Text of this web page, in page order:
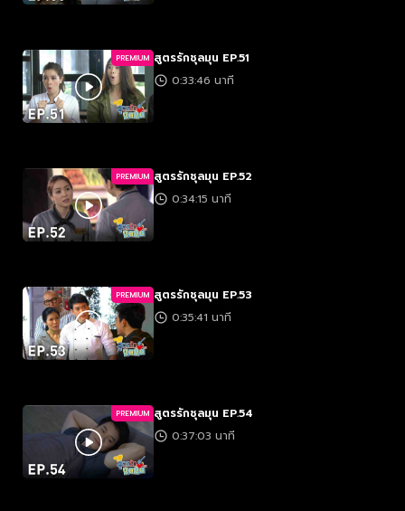
PREMIUM สูตรรักชุลมุน EP.51
0:33:46 นาที
PREMIUM สูตรรักชุลมุน EP.52
0:34:15 นาที
PREMIUM สูตรรักชุลมุน EP.53
0:35:41 นาที
PREMIUM สูตรรักชุลมุน EP.54
0:37:03 นาที